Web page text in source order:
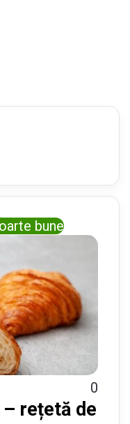
bune
0
rețetă de